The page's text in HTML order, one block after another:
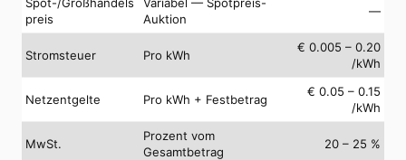
preis
Auktion
—
Stromsteuer Pro kWh
€ 0.005 – 0.20
/kWh
Netzentgelte Pro kWh + Festbetrag
€ 0.05 – 0.15
/kWh
MwSt.
Prozent vom
Gesamtbetrag
20 – 25 %